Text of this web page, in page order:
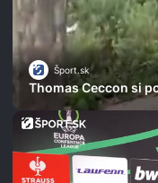
Šport.sk
Thomas Ceccon si